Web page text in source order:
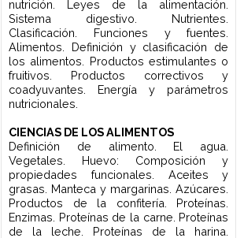
TÉCNICAS FUNDAMENTALES DE
COCINA
Cualidades del cocinero profesional.
brigada de cocina. La mise en
Técnicas de corte de
Concepto básico de
Introducción a los métodos básicos
(carne vacuna, pollo, carne de
Recetas de aplicación de las
técnicas de corte y métodos de
con variación de la materia
Guarniciones clásicas con vegetales
con papa. Preparaciones clásicas
huevo. Arroces y cereales.